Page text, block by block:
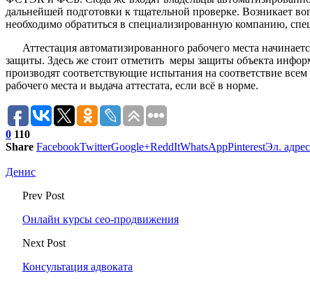
дальнейшей подготовки к тщательной проверке. Возникает
необходимо обратиться в специализированную компанию,
Аттестация автоматизированного рабочего места
защиты. Здесь же стоит отметить меры защиты объекта
производят соответствующие испытания на соответствие
рабочего места и выдача аттестата, если всё в норме.
0 110
Share FacebookTwitterGoogle+ReddItWhatsAppPinterestЭл. адрес
Денис
Prev Post
Онлайн курсы сео-продвижения
Next Post
Консультация адвоката